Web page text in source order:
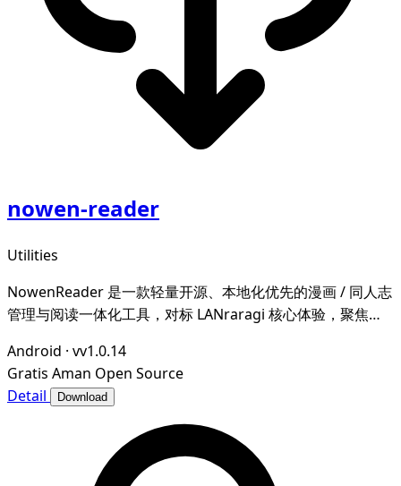
nowen-reader
Utilities
NowenReader 是一款轻量开源、本地化优先的漫画 / 同人志
管理与阅读一体化工具，对标 LANraragi 核心体验，聚焦本
画爱好者打造私域、可控、高效的个人漫画图书馆。
Android · vv1.0.14
Gratis Aman Open Source
Detail
Download